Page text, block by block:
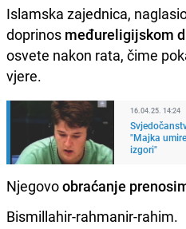
Islamska zajednica,
doprinos međureligijskom
osvete nakon rata, čime
vjere.
16.04.25. 14:24
"Majka
izgori"
Njegovoobraćanje
Bismillahir-rahmanir-rahim.